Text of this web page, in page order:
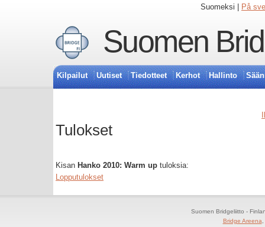
Suomeksi | På
Suomen
Kilpailut Uutiset Tiedotteet Kerhot Hallinto
Tulokset
Kisan Hanko 2010: Warm up tuloksia:
Lopputulokset
Suomen Bridgeliitto -
Bridge Areena